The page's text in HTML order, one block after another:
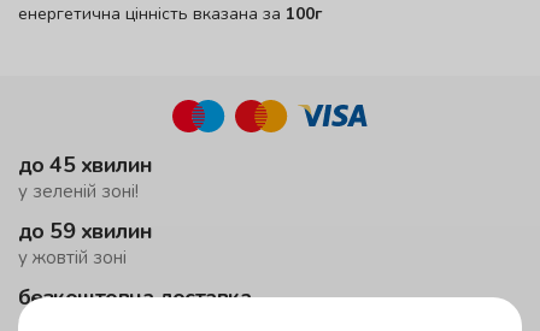
енергетична цінність вказана за 100г
до 45 хвилин
у зеленій зоні!
до 59 хвилин
у жовтій зоні
безкоштовна доставка
від 500 грн